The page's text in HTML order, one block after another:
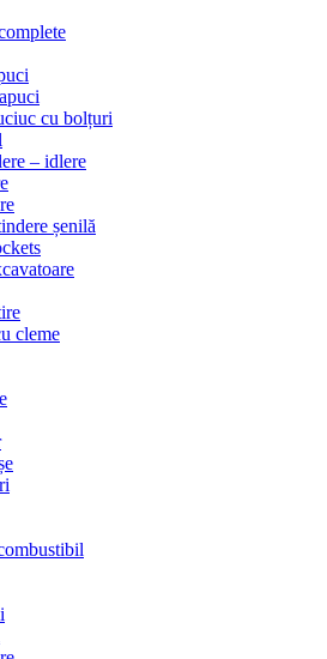
cu bolțuri
– idlere
șenilă
cleme